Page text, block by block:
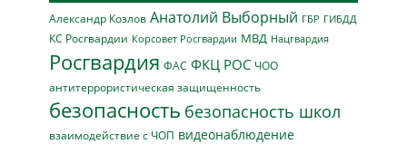
Александр Козлов Анатолий Выборный ГБР ГИБДД
КС Росгвардии Корсовет Росгвардии МВД Нацгвардия
Росгвардия ФАС ФКЦ РОС ЧОО
антитеррористическая защищенность
безопасность безопасность школ
взаимодействие с ЧОП видеонаблюдение